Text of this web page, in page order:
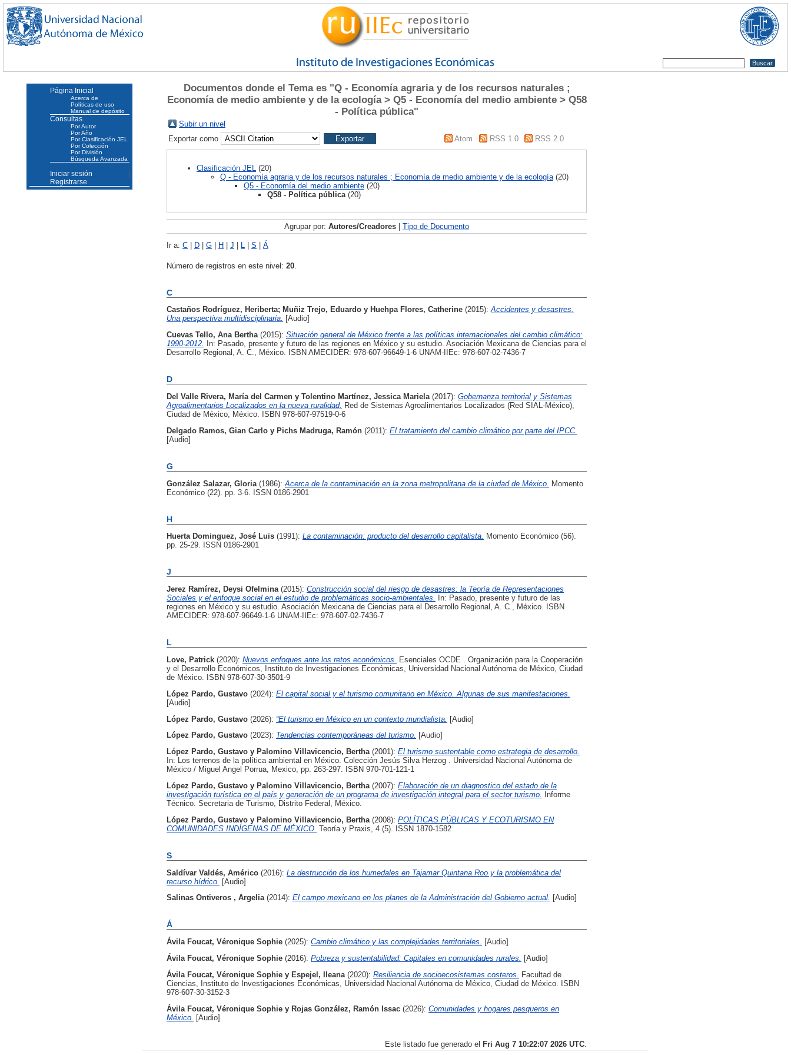
Documentos donde el Tema es "Q - Economía agraria y de los recursos naturales ;
Economía de medio ambiente y de la ecología > Q5 - Economía del medio ambiente > Q58
- Política pública"
Subir un nivel
Exportar como
Atom RSS 1.0 RSS 2.0
Clasificación JEL
(20)
Q - Economía agraria y de los recursos naturales ; Economía de medio ambiente y de la ecología (20)
Q5 - Economía del medio ambiente (20)
Q58 - Política pública (20)
Agrupar por: Autores/Creadores | Tipo de Documento
Ir a: C | D | G | H | J | L | S | Á
Número de registros en este nivel: 20
C
Castaños Rodríguez, Heriberta; Muñiz Trejo, Eduardo y Huehpa Flores, Catherine (2015):Accidentes y desastres.
Una perspectiva multidisciplinaria. [Audio]
Cuevas Tello, Ana Bertha (2015): Situación general de México frente a las políticas internacionales del cambio climático:
1990-2012.
In: Pasado, presente y futuro de las regiones en México y su estudio. Asociación Mexicana de Ciencias para el
Desarrollo Regional, A. C., México. ISBN AMECIDER: 978-607-96649-1-6 UNAM-IIEc: 978-607-02-7436-7
D
Del Valle Rivera, María del Carmen y Tolentino Martínez, Jessica Mariela (2017): Gobernanza territorial y Sistemas
Agroalimentarios Localizados en la nueva ruralidad. Red de Sistemas Agroalimentarios Localizados (Red SIAL-México),
Ciudad de México, México. ISBN 978-607-97519-0-6
Delgado Ramos, Gian Carlo y Pichs Madruga, Ramón (2011): El tratamiento del cambio climático por parte del IPCC.
[Audio]
G
González Salazar, Gloria (1986): Acerca de la contaminación en la zona metropolitana de la ciudad de México. Momento
Económico (22). pp. 3-6. ISSN 0186-2901
H
Huerta Dominguez, José Luis (1991): La contaminación: producto del desarrollo capitalista. Momento Económico (56).
pp. 25-29. ISSN 0186-2901
J
Jerez Ramírez, Deysi Ofelmina (2015): Construcción social del riesgo de desastres: la Teoría de Representaciones
Sociales y el enfoque social en el estudio de problemáticas socio-ambientales.
In: Pasado, presente y futuro de las
regiones en México y su estudio. Asociación Mexicana de Ciencias para el Desarrollo Regional, A. C., México. ISBN
AMECIDER: 978-607-96649-1-6 UNAM-IIEc: 978-607-02-7436-7
L
Love, Patrick (2020): Nuevos enfoques ante los retos económicos.
Esenciales OCDE . Organización para la Cooperación
y el Desarrollo Económicos, Instituto de Investigaciones Económicas, Universidad Nacional Autónoma de México, Ciudad
de México. ISBN 978-607-30-3501-9
López Pardo, Gustavo (2024): El capital social y el turismo comunitario en México. Algunas de sus manifestaciones.
[Audio]
López Pardo, Gustavo (2026): “El turismo en México en un contexto mundialista. [Audio]
López Pardo, Gustavo (2023): Tendencias contemporáneas del turismo. [Audio]
López Pardo, Gustavo y Palomino Villavicencio, Bertha (2001): El turismo sustentable como estrategia de desarrollo.
In: Los terrenos de la política ambiental en México. Colección Jesús Silva Herzog . Universidad Nacional Autónoma de
México / Miguel Angel Porrua, Mexico, pp. 263-297. ISBN 970-701-121-1
López Pardo, Gustavo y Palomino Villavicencio, Bertha (2007): Elaboración de un diagnostico del estado de la
investigación turística en el país y generación de un programa de investigación integral para el sector turismo.
Informe
Técnico. Secretaria de Turismo, Distrito Federal, México.
López Pardo, Gustavo y Palomino Villavicencio, Bertha (2008): POLÍTICAS PÚBLICAS Y ECOTURISMO EN
COMUNIDADES INDÍGENAS DE MÉXICO. Teoría y Praxis, 4 (5). ISSN 1870-1582
S
Saldívar Valdés, Américo (2016): La destrucción de los humedales en Tajamar Quintana Roo y la problemática del
recurso hídrico. [Audio]
Salinas Ontiveros , Argelia (2014): El campo mexicano en los planes de la Administración del Gobierno actual. [Audio]
Á
Ávila Foucat, Véronique Sophie (2025): Cambio climático y las complejidades territoriales. [Audio]
Ávila Foucat, Véronique Sophie (2016): Pobreza y sustentabilidad: Capitales en comunidades rurales.
[Audio]
Ávila Foucat, Véronique Sophie y Espejel, Ileana (2020): Resiliencia de socioecosistemas costeros.
Facultad de
Ciencias, Instituto de Investigaciones Económicas, Universidad Nacional Autónoma de México, Ciudad de México. ISBN
978-607-30-3152-3
Ávila Foucat, Véronique Sophie y Rojas González, Ramón Issac (2026): Comunidades y hogares pesqueros en
México. [Audio]
Este listado fue generado el Fri Aug 7 10:22:07 2026 UTC
Página Inicial
Acerca de
Políticas de uso
Manual de depósito
Consultas
Por Autor
Por Año
Por Clasificación JEL
Por Colección
Por División
Búsqueda Avanzada
Iniciar sesión
Registrarse